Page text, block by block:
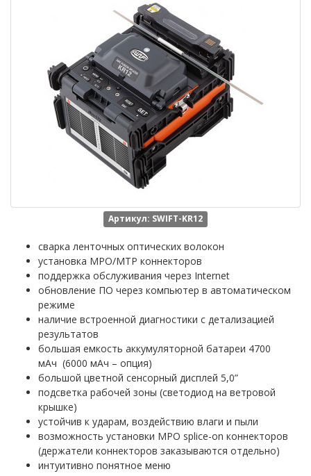
Артикул: SWIFT-KR12
сварка ленточных оптических волокон
установка MPO/MTP коннекторов
поддержка обслуживания через Internet
обновление ПО через компьютер в автоматическом
режиме
наличие встроенной диагностики с детализацией
результатов
большая емкость аккумуляторной батареи 4700
мАч (6000 мАч – опция)
большой цветной сенсорный дисплей 5,0”
подсветка рабочей зоны (светодиод на ветровой
крышке)
устойчив к ударам, воздействию влаги и пыли
возможность установки MPO splice-on коннекторов
(держатели коннекторов заказываются отдельно)
интуитивно понятное меню